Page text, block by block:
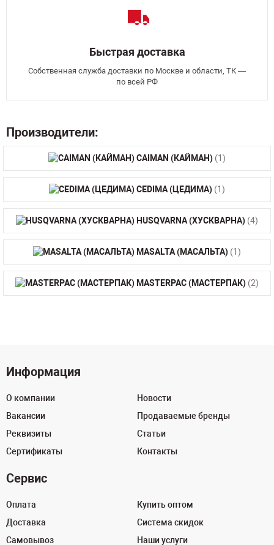
Быстрая доставка
Собственная служба доставки по Москве и области, ТК —
по всей РФ
Производители:
CAIMAN (КАЙМАН) (1)
CEDIMA (ЦЕДИМА) (1)
HUSQVARNA (ХУСКВАРНА) (4)
MASALTA (МАСАЛЬТА) (1)
MASTERPAC (МАСТЕРПАК) (2)
Информация
О компании
Вакансии
Реквизиты
Сертификаты
Новости
Продаваемые бренды
Статьи
Контакты
Сервис
Оплата
Доставка
Самовывоз
Купить оптом
Система скидок
Наши услуги